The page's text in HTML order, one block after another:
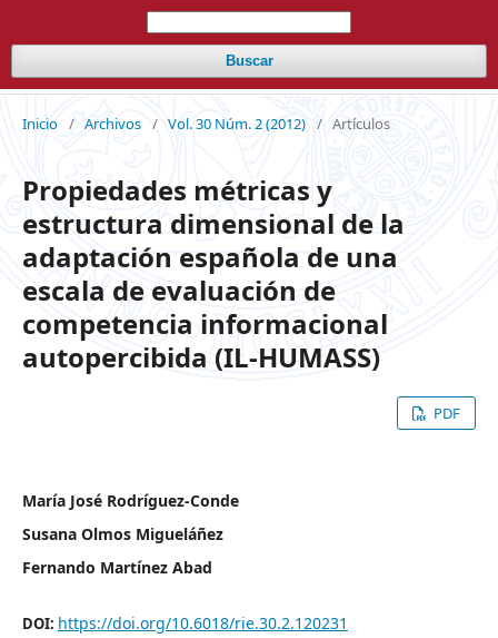
Buscar
Inicio / Archivos / Vol. 30 Núm. 2 (2012) / Artículos
Propiedades métricas y
estructura dimensional de la
adaptación española de una
escala de evaluación de
competencia informacional
autopercibida (IL-HUMASS)
PDF
María José Rodríguez-Conde
Susana Olmos Migueláñez
Fernando Martínez Abad
DOI: https://doi.org/10.6018/rie.30.2.120231